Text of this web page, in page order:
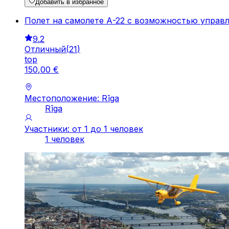
Добавить в избранное
Полет на самолете А-22 с возможностью
9.2
Отличный(21)
top
150,00 €
Местоположение: Rīga
Rīga
Участники: от 1 до 1 человек
1 человек